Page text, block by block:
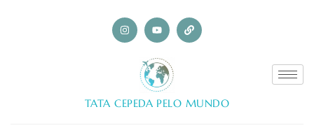
TATA CEPEDA PELO MUNDO